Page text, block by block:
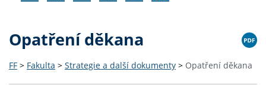
Opatření děkana
FF > Fakulta > Strategie a další dokumenty > Opatření děkana